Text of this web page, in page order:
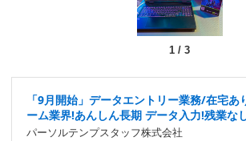
1/ 3
「9月開始」データエントリー業務/在宅
ーム業界!あんしん長期 データ入力!残業な
パーソルテンプスタッフ株式会社